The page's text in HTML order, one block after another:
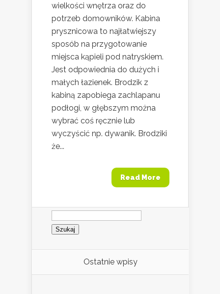
wielkości wnętrza oraz do
potrzeb domowników. Kabina
prysznicowa to najłatwiejszy
sposób na przygotowanie
miejsca kąpieli pod natryskiem.
Jest odpowiednia do dużych i
małych łazienek. Brodzik z
kabiną zapobiega zachlapanu
podłogi, w głębszym można
wybrać coś ręcznie lub
wyczyścić np. dywanik. Brodziki
że...
Read More
Szukaj:
Ostatnie wpisy